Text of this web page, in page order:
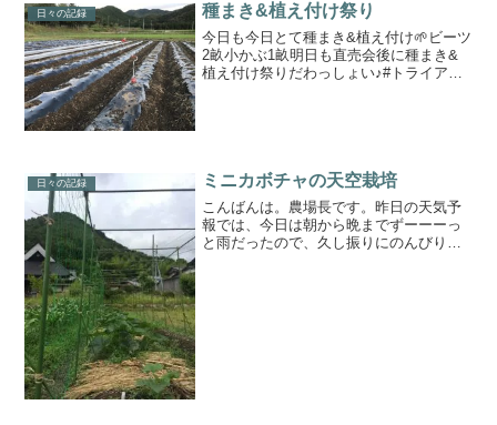
日々の記録 種まき&植え付け祭り
今日も今日とて種まき&植え付け🌱ビーツ
2畝小かぶ1畝明日も直売会後に種まき&
植え付け祭りだわっしょい♪#トライアス
日々の記録 ミニカボチャの天空栽培
こんばんは。農場長です。昨日の天気予
報では、今日は朝から晩までずーーーっ
と雨だったので、久し振りにのんびり出